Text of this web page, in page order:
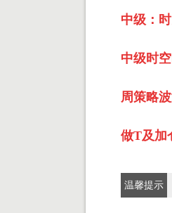
中级：
中级时
周策略
做T及加
温馨提示